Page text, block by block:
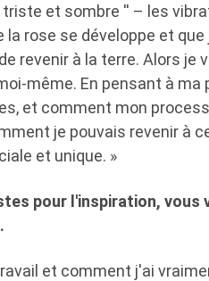
et sombre '' – les
rose se développe et
revenir à la terre. Alors je
même. En pensant à ma
et comment mon
je pouvais revenir à
et unique. »
pour l'inspiration, vous
et comment j'ai